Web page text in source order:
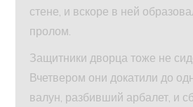
стене, и вскоре в ней
пролом.
Защитники дворца тоже не
Вчетвером они докатили до
валун, разбивший арбалет, и